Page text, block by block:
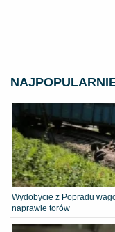
Wydobycie z Popradu
naprawie torów